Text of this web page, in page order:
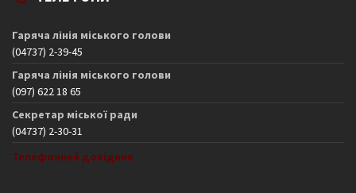
Гаряча лінія міського голови
(04737) 2-39-45
Гаряча лінія міського голови
(097) 622 18 65
Секретар міської ради
(04737) 2-30-31
Телефонний довідник